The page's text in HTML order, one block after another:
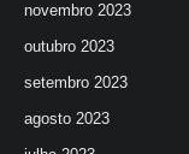
novembro 2023
outubro 2023
setembro 2023
agosto 2023